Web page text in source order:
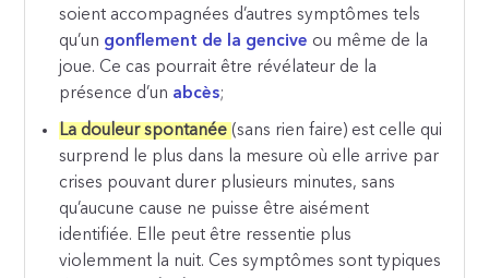
soient accompagnées d’autres symptômes tels
qu’un gonflement de la gencive ou même de la
joue. Ce cas pourrait être révélateur de la
présence d’un abcès;
La douleur spontanée (sans rien faire) est celle qui
surprend le plus dans la mesure où elle arrive par
crises pouvant durer plusieurs minutes, sans
qu’aucune cause ne puisse être aisément
identifiée. Elle peut être ressentie plus
violemment la nuit. Ces symptômes sont typiques